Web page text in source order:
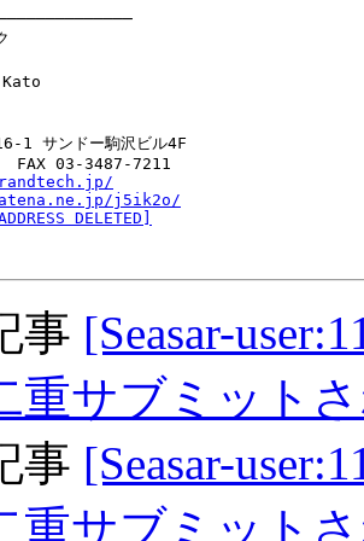
1 サンドー駒沢ビル4F
FAX 03-3487-7211
j5ik2o/
DELETED]
事 [Seasar-
重サブミット
事 [Seasar-
重サブミット